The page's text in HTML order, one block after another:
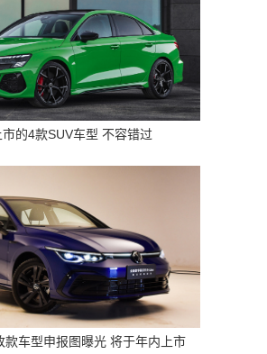
的4款SUV车型 不容错过
款车型申报图曝光 将于年内上市